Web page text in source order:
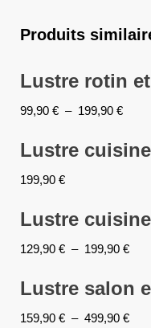
Produits
Lustre rotin
99,90 € – 199,90 €
Lustre
199,90 €
Lustre
129,90 € – 199,90 €
Lustre salon
159,90 € – 499,90 €